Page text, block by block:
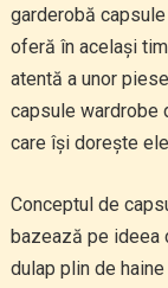
garderobă
oferă în același
atentă a unor
capsule wardrobe
care își dorește
Conceptul de
bazează pe ideea
dulap plin de